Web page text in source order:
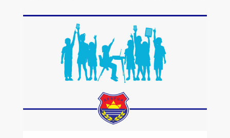
член 39 став 1 точка 9 од Статутот на Општина
Дебрца, како и Правилникот за доделување
стипендии на редовни студенти запишани на
додипломски студии од прв циклус на јавните и
приватните универзитети во Република
Македонија број […]